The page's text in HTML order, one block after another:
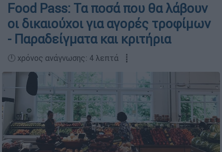
Food Pass: Τα ποσά που θα λάβουν
οι δικαιούχοι για αγορές τροφίμων
- Παραδείγματα και κριτήρια
🕛 χρόνος ανάγνωσης: 4 λεπτά ┋